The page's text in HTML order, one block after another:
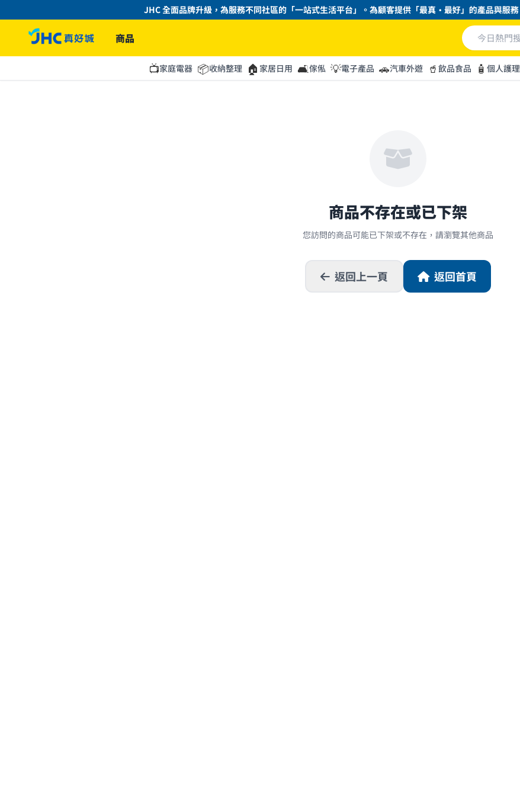
JHC 全面品牌升級，為服務不同社區的「一站式生活平台」。為顧客提供「最真・最好」的產品與服務。
商品
📺家庭電器 📦收納整理 🏠 家居日用 🛋️傢俬 💡電子產品 🚗汽車外遊 🥤 飲品食品 🧴 個人護理
商品不存在或已下架
您訪問的商品可能已下架或不存在，請瀏覽其他商品
返回上一頁 返回首頁